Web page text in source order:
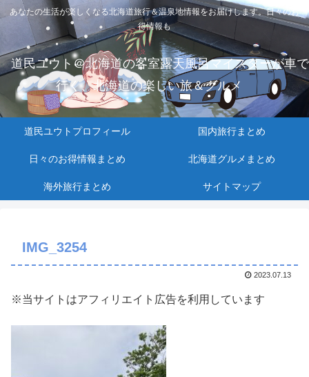
あなたの生活が楽しくなる北海道旅行＆温泉地情報をお届けします。日々のお
得情報も
道民ユウト＠北海道の客室露天風呂マイスターが車で
行く、北海道の楽しい旅＆グルメ
道民ユウトプロフィール 国内旅行まとめ
日々のお得情報まとめ 北海道グルメまとめ
海外旅行まとめ サイトマップ
IMG_3254
2023.07.13
※当サイトはアフィリエイト広告を利用しています